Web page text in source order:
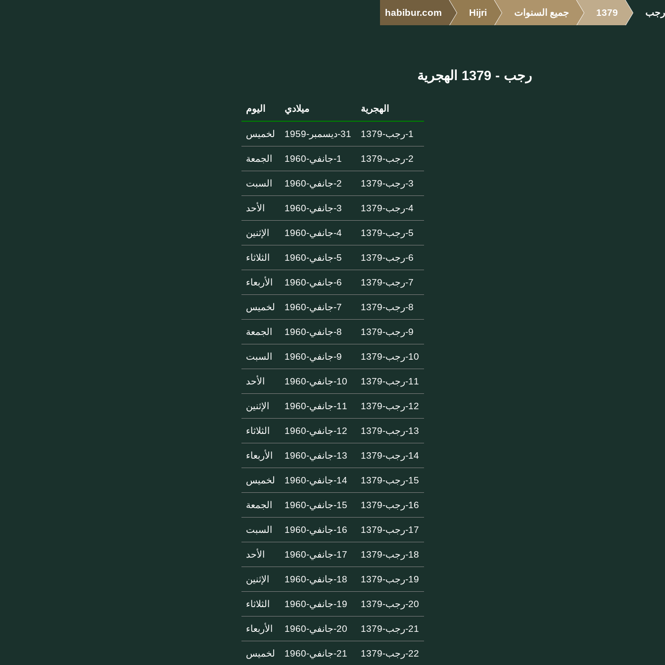
habibur.com Hijri جميع السنوات 1379 رجب
رجب - 1379 الهجرية
الهجرية ميلادي اليوم
1-رجب-1379 31-ديسمبر-1959 لخميس
2-رجب-1379 1-جانفي-1960 الجمعة
3-رجب-1379 2-جانفي-1960 السبت
4-رجب-1379 3-جانفي-1960 الأحد
5-رجب-1379 4-جانفي-1960 الإثنين
6-رجب-1379 5-جانفي-1960 الثلاثاء
7-رجب-1379 6-جانفي-1960 الأربعاء
8-رجب-1379 7-جانفي-1960 لخميس
9-رجب-1379 8-جانفي-1960 الجمعة
10-رجب-1379 9-جانفي-1960 السبت
11-رجب-1379 10-جانفي-1960 الأحد
12-رجب-1379 11-جانفي-1960 الإثنين
13-رجب-1379 12-جانفي-1960 الثلاثاء
14-رجب-1379 13-جانفي-1960 الأربعاء
15-رجب-1379 14-جانفي-1960 لخميس
16-رجب-1379 15-جانفي-1960 الجمعة
17-رجب-1379 16-جانفي-1960 السبت
18-رجب-1379 17-جانفي-1960 الأحد
19-رجب-1379 18-جانفي-1960 الإثنين
20-رجب-1379 19-جانفي-1960 الثلاثاء
21-رجب-1379 20-جانفي-1960 الأربعاء
22-رجب-1379 21-جانفي-1960 لخميس